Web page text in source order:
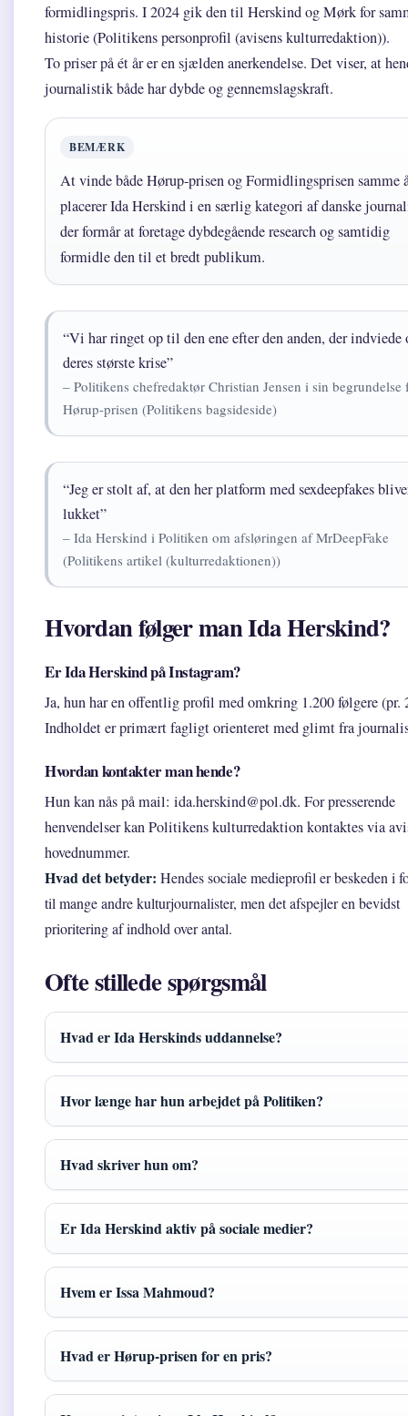
formidlingspris. I 2024 gik den til Herskind og Mørk for
historie (Politikens personprofil (avisens kulturredaktion)).
To priser på ét år er en sjælden anerkendelse. Det viser, at
journalistik både har dybde og gennemslagskraft.
BEMÆRK
At vinde både Hørup-prisen og Formidlingsprisen samme
placerer Ida Herskind i en særlig kategori af danske
der formår at foretage dybdegående research og samtidig
formidle den til et bredt publikum.
“Vi har ringet op til den ene efter den anden, der indviede
deres største krise”
– Politikens chefredaktør Christian Jensen i sin begrundelse
Hørup-prisen (Politikens bagsideside)
“Jeg er stolt af, at den her platform med sexdeepfakes
lukket”
– Ida Herskind i Politiken om afsløringen af MrDeepFake
(Politikens artikel (kulturredaktionen))
Hvordan følger man Ida Herskind?
Er Ida Herskind på Instagram?
Ja, hun har en offentlig profil med omkring 1.200 følgere (pr.
Indholdet er primært fagligt orienteret med glimt fra
Hvordan kontakter man hende?
Hun kan nås på mail: ida.herskind@pol.dk. For presserende
henvendelser kan Politikens kulturredaktion kontaktes via
hovednummer.
Hvad det betyder: Hendes sociale medieprofil er beskeden i
til mange andre kulturjournalister, men det afspejler en bevidst
prioritering af indhold over antal.
Ofte stillede spørgsmål
Hvad er Ida Herskinds uddannelse?
Hvor længe har hun arbejdet på Politiken?
Hvad skriver hun om?
Er Ida Herskind aktiv på sociale medier?
Hvem er Issa Mahmoud?
Hvad er Hørup-prisen for en pris?